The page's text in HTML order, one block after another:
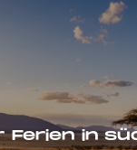
Ferien in